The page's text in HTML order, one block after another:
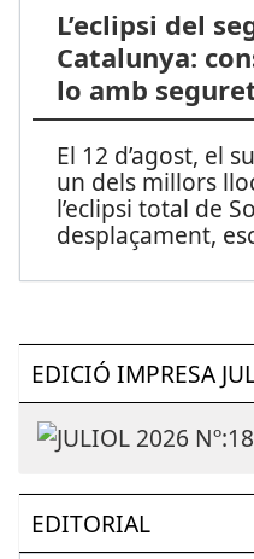
L’eclipsi del
Catalunya:
lo amb
El 12 d’agost, el
un dels millors
l’eclipsi total de
desplaçament,
EDICIÓ IMPRESA
EDITORIAL